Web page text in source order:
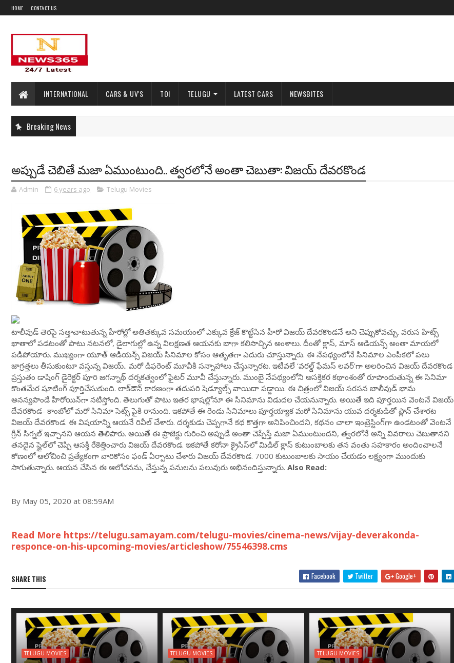
HOME CONTACT US
INTERNATIONAL CARS & UV'S TOI TELUGU LATEST CARS NEWSBITES
Breaking News
అప్పుడే చెబితే మజా ఏముంటుంది.. త్వరలోనే అంతా చెబుతా: విజయ్ దేవరకొండ
Admin 6 years ago Telugu Movies
టాలీవుడ్ తెరపై సత్తాచాటుతున్న హీరోల్లో అతితక్కువ సమయంలో ఎక్కువ క్రేజ్ కొట్టేసిన హీరో విజయ్ దేవరకొండనే అని చెప్పుకోవచ్చు. వరుస హిట్స్
ఖాతాలో పడటంతో పాటు నటనలో, డైలాగుల్లో ఉన్న విలక్షణత ఆయనకు బాగా కలిసొచ్చిన అంశాలు. దీంతో క్లాస్, మాస్ ఆడియన్స్ అంతా మాయలో
పడిపోయారు. ముఖ్యంగా యూత్ ఆడియన్స్ విజయ్ సినిమాల కోసం ఆతృతగా ఎదురు చూస్తున్నారు. ఈ నేపథ్యంలోనే సినిమాల ఎంపికలో పలు
జాగ్రత్తలు తీసుకుంటూ వస్తున్న విజయ్.. మరో డిఫరెంట్ మూవీకి సన్నాహాలు చేస్తున్నారట. ఇటీవలే ‘వరల్డ్ ఫేమస్ లవర్’గా అలరించిన విజయ్ దేవరకొండ
ప్రస్తుతం డాషింగ్ డైరెక్టర్ పూరి జగన్నాథ్ దర్శకత్వంలో ఫైటర్ మూవీ చేస్తున్నారు. ముంబై నేపథ్యంలోని ఆసక్తికర కథాంశంతో రూపొందుతున్న ఈ సినిమా
కొంతమేర షూటింగ్ పూర్తిచేసుకుంది. లాక్‌డౌన్ కారణంగా తదుపరి షెడ్యూల్స్ వాయిదా పడ్డాయి. ఈ చిత్రంలో విజయ్ సరసన బాలీవుడ్ భామ
అనన్యపాండే హీరోయిన్‌గా నటిస్తోంది. తెలుగుతో పాటు ఇతర భాషల్లోనూ ఈ సినిమాను విడుదల చేయనున్నారు. అయితే ఇది పూర్తయిన వెంటనే విజయ్
దేవరకొండ- కాంబోలో మరో సినిమా సెట్స్ పైకి రానుంది. ఇకపోతే ఈ రెండు సినిమాలు పూర్తయ్యాక మరో సినిమాను యువ దర్శకుడితో ప్లాన్ చేశారట
విజయ్ దేవరకొండ. ఈ విషయాన్ని ఆయనే రివీల్ చేశారు. దర్శకుడు చెప్పగానే కథ కొత్తగా అనిపించిందని, కథనం చాలా ఇంట్రెస్టింగ్‌గా ఉండటంతో వెంటనే
గ్రీన్ సిగ్నల్ ఇచ్చానని ఆయన తెలిపారు. అయితే ఈ ప్రాజెక్టు గురించి అప్పుడే అంతా చెప్పేస్తే మజా ఏముంటుందని, త్వరలోనే అన్ని వివరాలు చెబుతానని
తనదైన స్టైల్‌లో చెప్పి ఆసక్తి రేకెత్తించారు విజయ్ దేవరకొండ. ఇకపోతే కరోనా క్రైసిస్‌లో మిడిల్ క్లాస్ కుటుంబాలకు తన వంతు సహకారం అందించాలనే
కోణంలో ఆలోచించి ప్రత్యేకంగా వారికోసం ఫండ్ ఏర్పాటు చేశారు విజయ్ దేవరకొండ. 7000 కుటుంబాలకు సాయం చేయడం లక్ష్యంగా ముందుకు
సాగుతున్నారు. ఆయన చేసిన ఈ ఆలోచనను, చేస్తున్న పనులను పలువురు అభినందిస్తున్నారు. Also Read:
By May 05, 2020 at 08:59AM
Read More https://telugu.samayam.com/telugu-movies/cinema-news/vijay-deverakonda-
responce-on-his-upcoming-movies/articleshow/75546398.cms
SHARE THIS Facebook Twitter Google+
TELUGU MOVIES TELUGU MOVIES TELUGU MOVIES